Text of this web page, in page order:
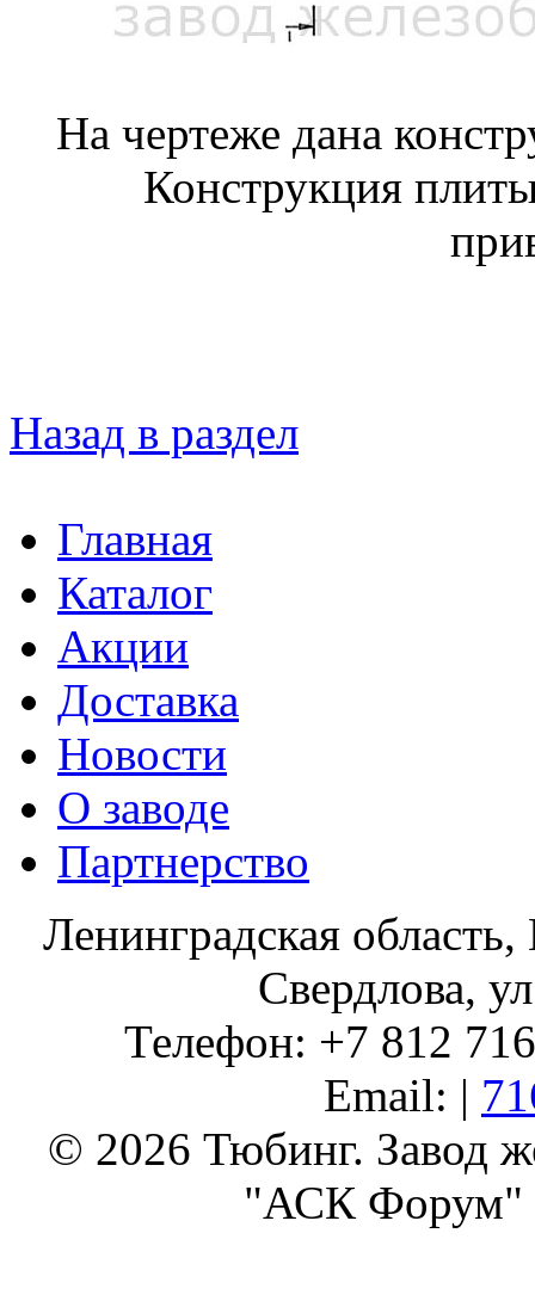
На чертеже дана
Конструкция
Назад в раздел
Главная
Каталог
Акции
Доставка
Новости
О заводе
Партнерство
Ленинградская
Свердлова,
Телефон: +7 812
Email: |
© 2026 Тюбинг. Завод
"АСК Форум"